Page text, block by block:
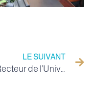
LE SUIVANT
Le Recteur de l’Université d’El-oued mène une visite d'inspection élargie pour s'enquérir de l'état des travaux et des équipements de la Faculté de Médecine